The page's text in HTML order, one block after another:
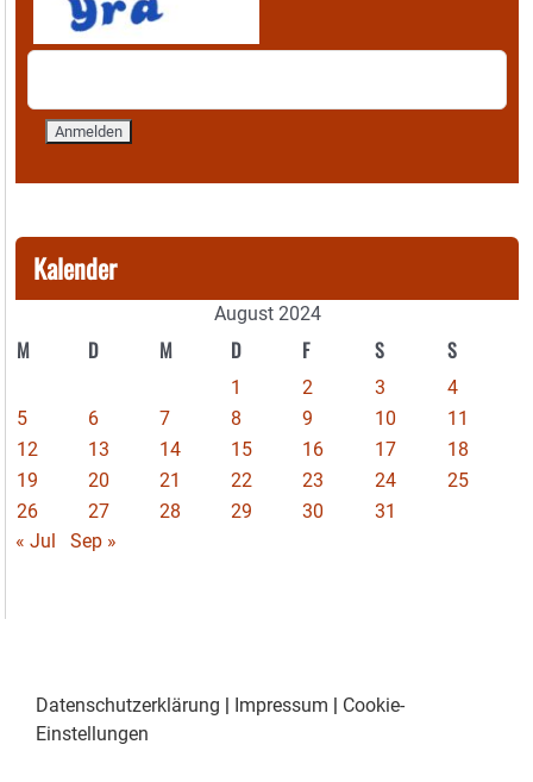
Kalender
August 2024
M D M D F S S
1 2 3
4
5
6 7 8 9 10
11
12
13 14 15 16 17
18
19
20 21 22 23 24
25
26
27 28 29 30
31
« Jul
Sep »
Datenschutzerklärung | Impressum | Cookie-
Einstellungen